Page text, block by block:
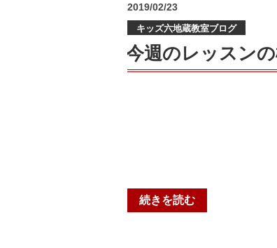
中・
安
祥
寺
山
科
り
わ
ず
か
中・
安
投
2019/02/23
キッズ六地蔵教室ブログ
今週のレッスン
“今
週
続きを読む